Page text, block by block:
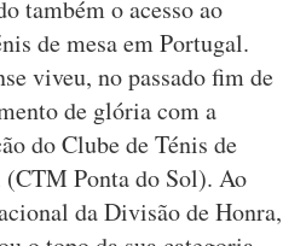
também o acesso ao
de mesa em Portugal.
viveu, no passado fim de
de glória com a
do Clube de Ténis de
(CTM Ponta do Sol). Ao
da Divisão de Honra,